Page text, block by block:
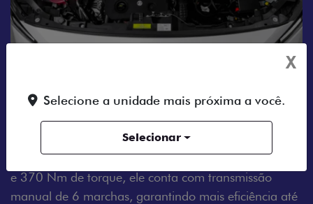
Tenha um dia a dia sem estresse com o Fiat Scudo.
Equipado com um motor 2.2 Turbo Diesel de 150 cv
e 370 Nm de torque, ele conta com transmissão
manual de 6 marchas, garantindo mais eficiência até
X
Selecione a unidade mais próxima a você.
Selecionar